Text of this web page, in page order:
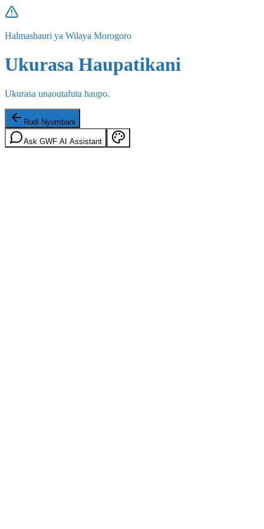
Halmashauri ya Wilaya Morogoro
Ukurasa Haupatikani
Ukurasa unaoutafuta haupo.
Rudi Nyumbani
Ask GWF AI Assistant